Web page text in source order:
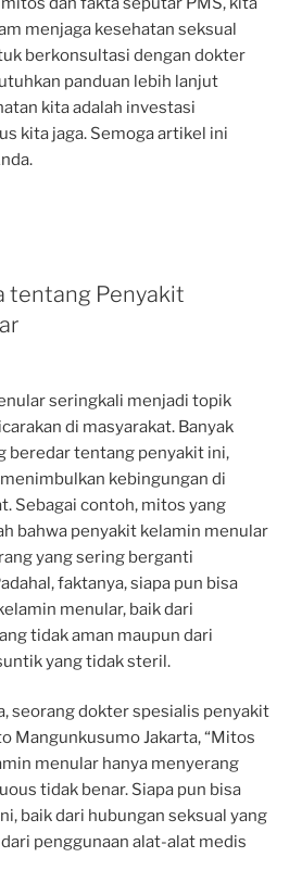
menjaga kesehatan seksual
berkonsultasi dengan dokter
panduan lebih lanjut
kita adalah investasi
kita jaga. Semoga artikel ini
tentang Penyakit
seringkali menjadi topik
di masyarakat. Banyak
beredar tentang penyakit ini,
kebingungan di
Sebagai contoh, mitos yang
bahwa penyakit kelamin menular
yang sering berganti
faktanya, siapa pun bisa
menular, baik dari
tidak aman maupun dari
yang tidak steril.
seorang dokter spesialis penyakit
Mangunkusumo Jakarta, “Mitos
menular hanya menyerang
tidak benar. Siapa pun bisa
baik dari hubungan seksual yang
penggunaan alat-alat medis